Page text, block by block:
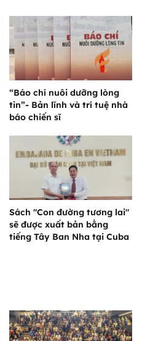
“Báo chí nuôi dưỡng lòng
tin”- Bản lĩnh và trí tuệ nhà
báo chiến sĩ
Sách "Con đường tương lai"
sẽ được xuất bản bằng
tiếng Tây Ban Nha tại Cuba